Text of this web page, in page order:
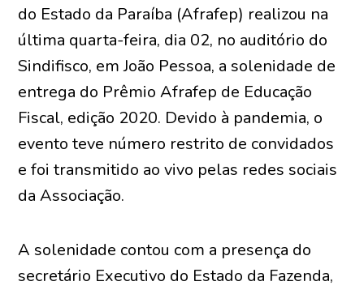
do Estado da Paraíba (Afrafep) realizou na
última quarta-feira, dia 02, no auditório do
Sindifisco, em João Pessoa, a solenidade de
entrega do Prêmio Afrafep de Educação
Fiscal, edição 2020. Devido à pandemia, o
evento teve número restrito de convidados
e foi transmitido ao vivo pelas redes sociais
da Associação.
A solenidade contou com a presença do
secretário Executivo do Estado da Fazenda,